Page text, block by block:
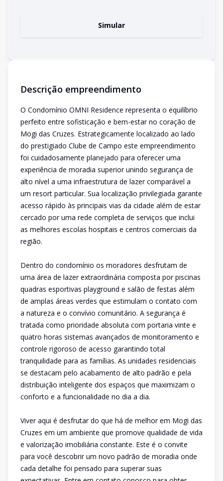
Simular
Descrição empreendimento
O Condomínio OMNI Residence representa o equilíbrio
perfeito entre sofisticação e bem-estar no coração de
Mogi das Cruzes. Estrategicamente localizado ao lado
do prestigiado Clube de Campo este empreendimento
foi cuidadosamente planejado para oferecer uma
experiência de moradia superior unindo segurança de
alto nível a uma infraestrutura de lazer comparável a
um resort particular. Sua localização privilegiada garante
acesso rápido às principais vias da cidade além de estar
cercado por uma rede completa de serviços que inclui
as melhores escolas hospitais e centros comerciais da
região.
Dentro do condomínio os moradores desfrutam de
uma área de lazer extraordinária composta por piscinas
quadras esportivas playground e salão de festas além
de amplas áreas verdes que estimulam o contato com
a natureza e o convívio comunitário. A segurança é
tratada como prioridade absoluta com portaria vinte e
quatro horas sistemas avançados de monitoramento e
controle rigoroso de acesso garantindo total
tranquilidade para as famílias. As unidades residenciais
se destacam pelo acabamento de alto padrão e pela
distribuição inteligente dos espaços que maximizam o
conforto e a funcionalidade no dia a dia.
Viver aqui é desfrutar do que há de melhor em Mogi das
Cruzes em um ambiente que promove qualidade de vida
e valorização imobiliária constante. Este é o convite
para você descobrir um novo padrão de moradia onde
cada detalhe foi pensado para superar suas